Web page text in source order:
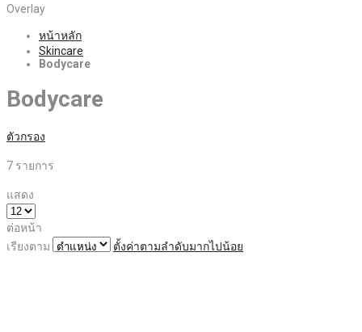
Overlay
หน้าหลัก
Skincare
Bodycare
Bodycare
ตัวกรอง
7 รายการ
แสดง
ต่อหน้า
เรียงตาม
ตั้งค่าตามลำดับมากไปน้อย